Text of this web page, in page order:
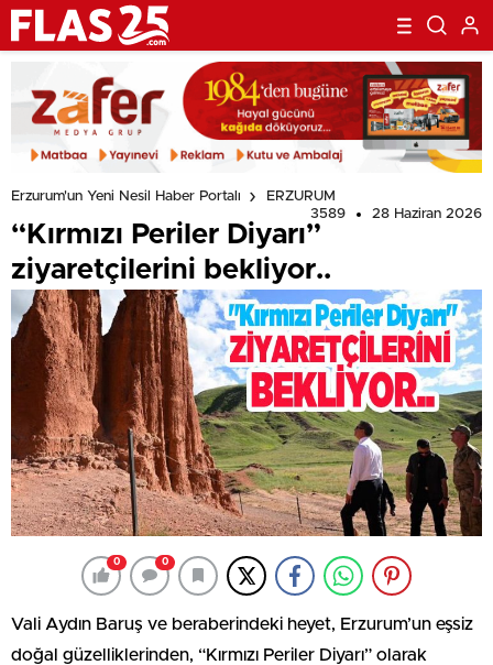
Erzurum'un Yeni Nesil Haber Portalı
ERZURUM
3589
28 Haziran 2026
“Kırmızı Periler Diyarı”
ziyaretçilerini bekliyor..
0 0
Vali Aydın Baruş ve beraberindeki heyet, Erzurum’un eşsiz
doğal güzelliklerinden, “Kırmızı Periler Diyarı” olarak